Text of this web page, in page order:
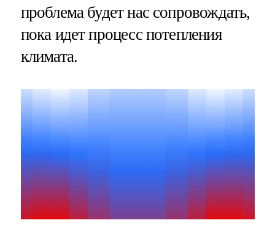
проблема будет нас сопровождать,
пока идет процесс потепления
климата.